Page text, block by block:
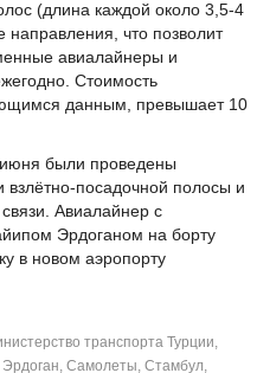
(длина каждой около 3,5-4
направления, что позволит
авиалайнеры и
Стоимость
данным, превышает 10
были проведены
взлётно-посадочной полосы и
Авиалайнер с
Эрдоганом на борту
в новом аэропорту
транспорта Турции,
, Самолеты, Стамбул,